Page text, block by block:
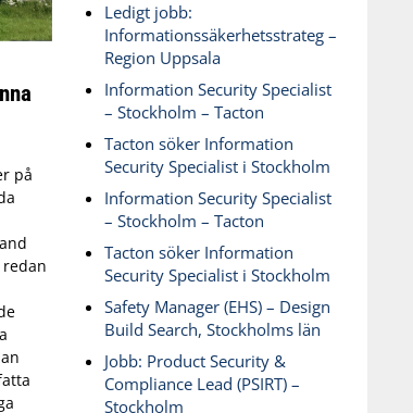
på
Ledigt jobb:
Informationssäkerhetsstrateg –
Region Uppsala
Information Security Specialist
– Stockholm – Tacton
Tacton söker Information
Security Specialist i Stockholm
Information Security Specialist
– Stockholm – Tacton
Tacton söker Information
Security Specialist i Stockholm
Safety Manager (EHS) – Design
Build Search, Stockholms län
Jobb: Product Security &
Compliance Lead (PSIRT) –
Stockholm